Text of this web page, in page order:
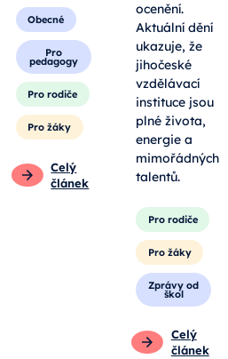
Obecné
Pro
pedagogy
Pro rodiče
Pro žáky
Celý
článek
ocenění.
Aktuální dění
ukazuje, že
jihočeské
vzdělávací
instituce jsou
plné života,
energie a
mimořádných
talentů.
Pro rodiče
Pro žáky
Zprávy od
škol
Celý
článek